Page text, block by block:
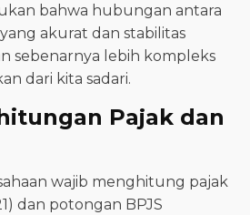
bahwa hubungan antara
akurat dan stabilitas
sebenarnya lebih kompleks
dari kita sadari.
Pajak dan
wajib menghitung pajak
dan potongan BPJS